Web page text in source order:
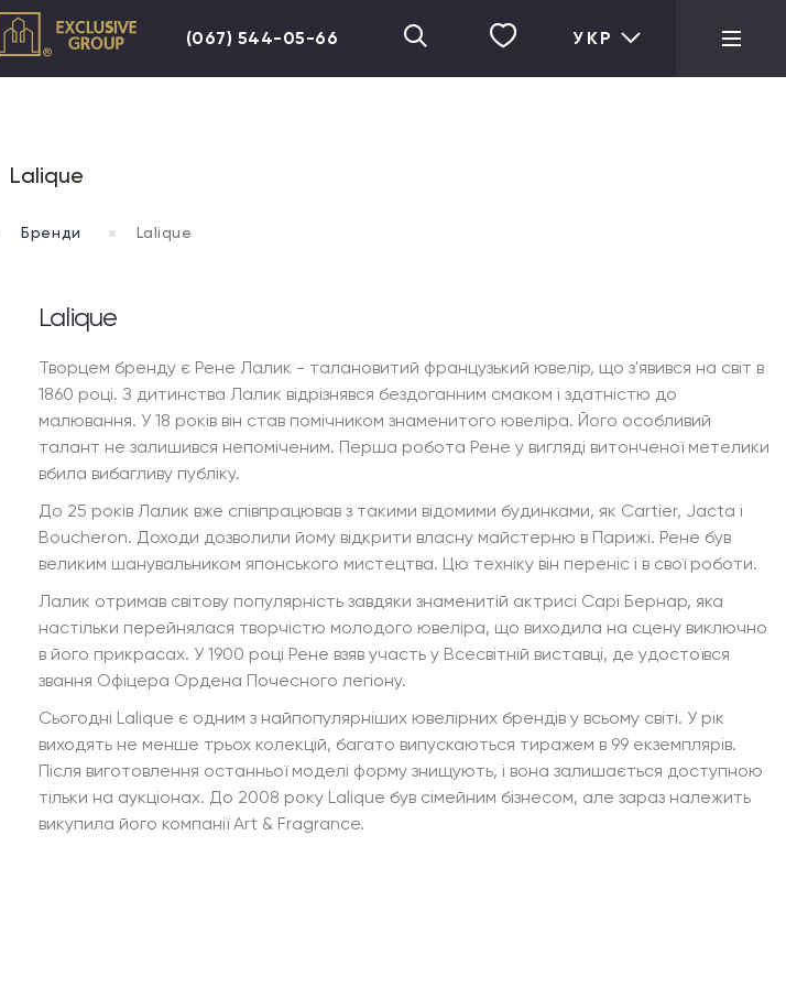
(067) 544-05-66 УКР
Lalique
Бренди Lalique
Lalique
Творцем бренду є Рене Лалик - талановитий французький ювелір, що з'явився на світ в
1860 році. З дитинства Лалик відрізнявся бездоганним смаком і здатністю до
малювання. У 18 років він став помічником знаменитого ювеліра. Його особливий
талант не залишився непоміченим. Перша робота Рене у вигляді витонченої метелики
вбила вибагливу публіку.
До 25 років Лалик вже співпрацював з такими відомими будинками, як Cartier, Jacta і
Boucheron. Доходи дозволили йому відкрити власну майстерню в Парижі. Рене був
великим шанувальником японського мистецтва. Цю техніку він переніс і в свої роботи.
Лалик отримав світову популярність завдяки знаменитій актрисі Сарі Бернар, яка
настільки перейнялася творчістю молодого ювеліра, що виходила на сцену виключно
в його прикрасах. У 1900 році Рене взяв участь у Всесвітній виставці, де удостоївся
звання Офіцера Ордена Почесного легіону.
Сьогодні Lalique є одним з найпопулярніших ювелірних брендів у всьому світі. У рік
виходять не менше трьох колекцій, багато випускаються тиражем в 99 екземплярів.
Після виготовлення останньої моделі форму знищують, і вона залишається доступною
тільки на аукціонах. До 2008 року Lalique був сімейним бізнесом, але зараз належить
викупила його компанії Art & Fragrance.